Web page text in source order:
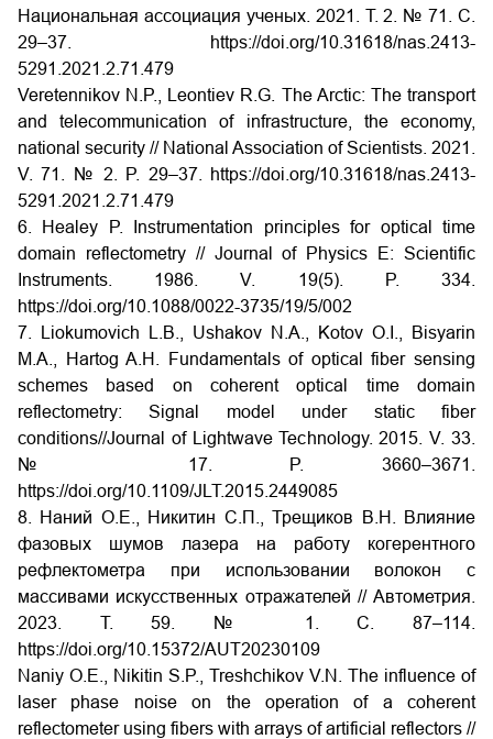
Национальная ассоциация ученых. 2021. Т. 2. № 71. С.
29–37.
https://doi.org/10.31618/nas.2413-
5291.2021.2.71.479
Veretennikov N.P., Leontiev R.G. The Arctic: The transport
and telecommunication of infrastructure, the economy,
national security // National Association of Scientists. 2021.
V. 71. № 2. P. 29–37. https://doi.org/10.31618/nas.2413-
5291.2021.2.71.479
6. Healey P. Instrumentation principles for optical time
domain reflectometry // Journal of Physics E: Scientific
Instruments. 1986. V. 19(5). P. 334.
https://doi.org/10.1088/0022-3735/19/5/002
7. Liokumovich L.B., Ushakov N.A., Kotov O.I., Bisyarin
M.A., Hartog A.H. Fundamentals of optical fiber sensing
schemes based on coherent optical time domain
reflectometry: Signal model under static fiber
conditions//Journal of Lightwave Technology. 2015. V. 33.
№ 17. P. 3660–3671.
https://doi.org/10.1109/JLT.2015.2449085
8. Наний О.Е., Никитин С.П., Трещиков В.Н. Влияние
фазовых шумов лазера на работу когерентного
рефлектометра при использовании волокон с
массивами искусственных отражателей // Автометрия.
2023. Т. 59. № 1. С. 87–114.
https://doi.org/10.15372/AUT20230109
Naniy O.E., Nikitin S.P., Treshchikov V.N. The influence of
laser phase noise on the operation of a coherent
reflectometer using fibers with arrays of artificial reflectors //